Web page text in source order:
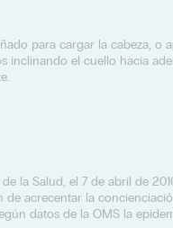
para cargar la cabeza, o
inclinando el cuello hacia
la Salud, el 7 de abril de
de acrecentar la
datos de la OMS la